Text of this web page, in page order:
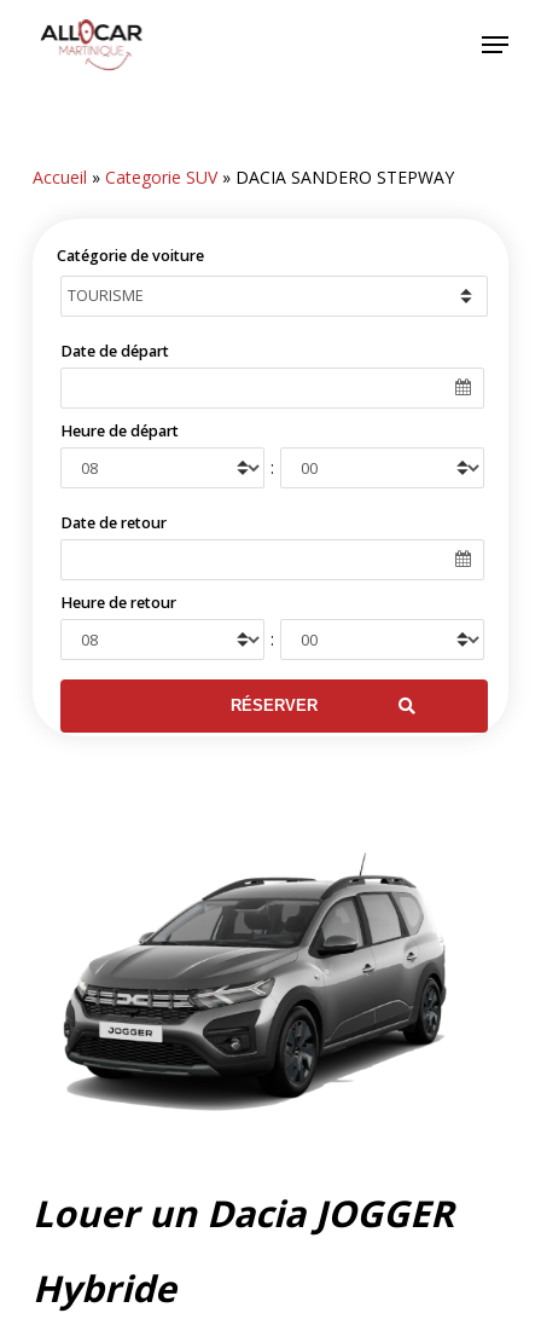
Menu
Accueil » Categorie SUV» DACIA SANDERO STEPWAY
Catégorie de voiture
Date de départ
Heure de départ
:
Date de retour
Heure de retour
:
Louer un Dacia JOGGER
Hybride